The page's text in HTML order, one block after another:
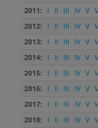
2011:
I II III IV V
2012:
I II III IV V
2013:
I II III IV V
2014:
I II III IV V
2015:
I II III IV V
2016:
I II III IV V
2017:
I II III IV V
2018:
I II III IV V